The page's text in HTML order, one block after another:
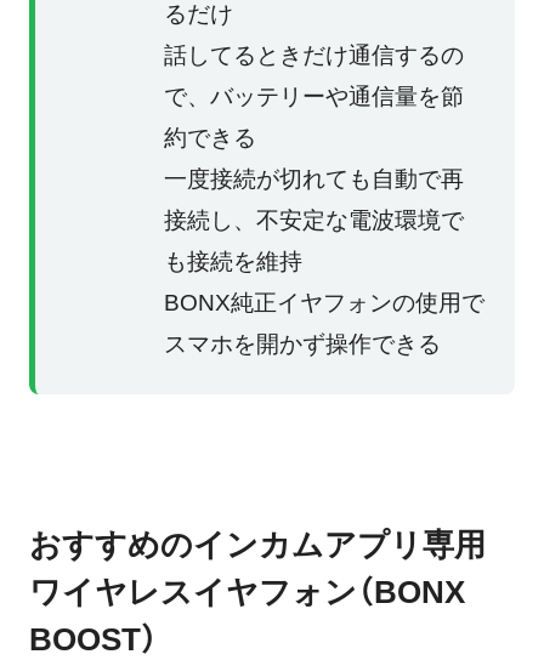
るだけ
話してるときだけ通信するの
で、バッテリーや通信量を節
約できる
一度接続が切れても自動で再
接続し、不安定な電波環境で
も接続を維持
BONX純正イヤフォンの使用で
スマホを開かず操作できる
おすすめのインカムアプリ専用
ワイヤレスイヤフォン（BONX
BOOST）